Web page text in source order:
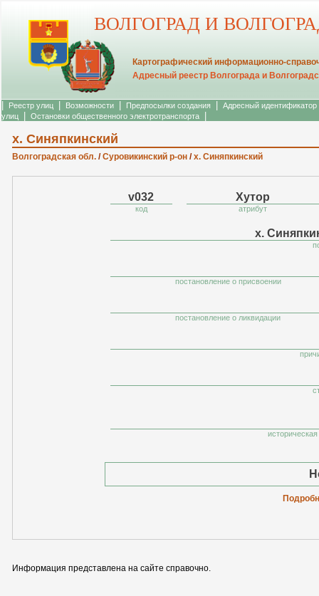
ВОЛГОГРАД И
Картографический информационно-
Адресный реестр Волгограда и
Реестр улиц Возможности Предпосылки создания
Адресный идентификатор
улиц
Остановки общественного электротранспорта
х. Синяпкинский
Волгоградская обл. /Суровикинский р-он /х. Синяпкинский
v032 Хутор
код атрибут
х.
постановление о присвоении
постановление о ликвидации
Информация представлена на сайте справочно.